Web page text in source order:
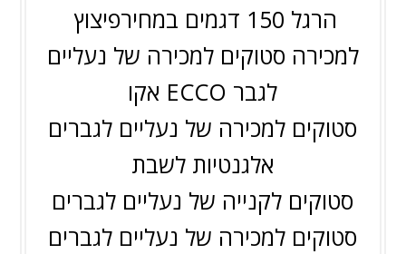
הרגל 150 דגמים במחירפיצוץ
למכירה סטוקים למכירה של נעליים
לגבר ECCO אקו
סטוקים למכירה של נעליים לגברים
אלגנטיות לשבת
סטוקים לקנייה של נעליים לגברים
סטוקים למכירה של נעליים לגברים